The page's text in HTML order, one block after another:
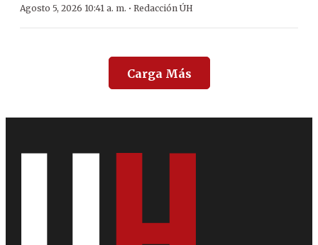
Agosto 5, 2026 10:41 a. m. · Redacción ÚH
Carga Más